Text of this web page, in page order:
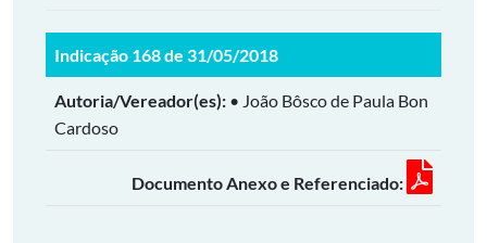
Indicação 168 de 31/05/2018
Autoria/Vereador(es): • João Bôsco de Paula Bon
Cardoso
Documento Anexo e Referenciado: